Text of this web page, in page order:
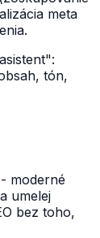
meta
tón,
moderné
umelej
bez toho,